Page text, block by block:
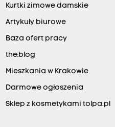
Kurtki zimowe damskie
Artykuły biurowe
Baza ofert pracy
the:blog
Mieszkania w Krakowie
Darmowe ogłoszenia
Sklep z kosmetykami tolpa.pl